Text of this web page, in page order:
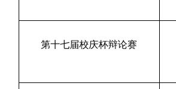
第十七届校庆杯辩论赛